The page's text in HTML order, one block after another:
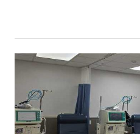
Δέχεται
Ασθενείς με HIV
Ασθενείς με Ηπατίτιδα B